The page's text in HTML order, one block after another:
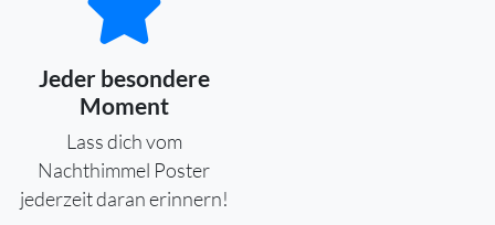
Jeder besondere
Moment
Lass dich vom
Nachthimmel Poster
jederzeit daran erinnern!